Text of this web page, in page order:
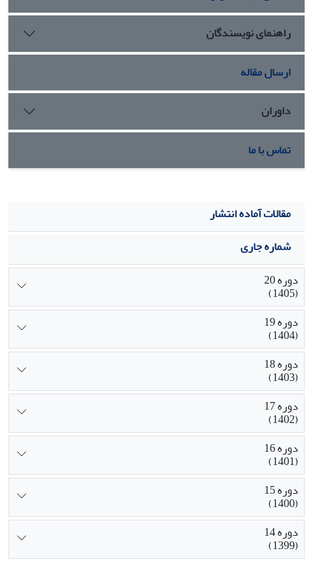
عملکرد دانشگاه‌های باز و همچنین دانشگاه‌های مبتنی بر
روش‌های آموزش از راه دور به کار گرفته شود در توسعه مدل
کارت امتیازی متوازن در بخش دانشگاهی نیز موثر است.
راهنمای نویسندگان
ارسال مقاله
داوران
تماس با ما
مقالات آماده انتشار
شماره جاری
دوره 20
(1405)
دوره 19
(1404)
دوره 18
(1403)
دوره 17
(1402)
دوره 16
(1401)
دوره 15
(1400)
دوره 14
(1399)